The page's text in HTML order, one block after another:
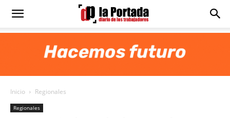
Diario
Portada
Inicio Regionales
Regionales